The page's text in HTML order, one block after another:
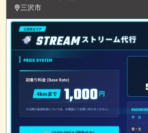
三沢市